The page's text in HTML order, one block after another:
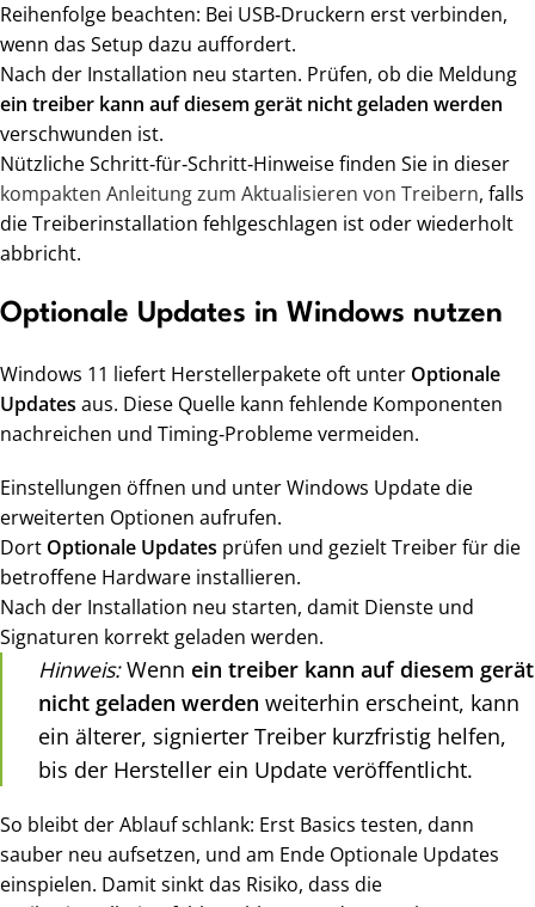
Reihenfolge beachten: Bei USB‑Druckern erst verbinden,
wenn das Setup dazu auffordert.
Nach der Installation neu starten. Prüfen, ob die Meldung
ein treiber kann auf diesem gerät nicht geladen werden
verschwunden ist.
Nützliche Schritt‑für‑Schritt‑Hinweise finden Sie in dieser
kompakten Anleitung zum Aktualisieren von Treibern, falls
die Treiberinstallation fehlgeschlagen ist oder wiederholt
abbricht.
Optionale Updates in Windows nutzen
Windows 11 liefert Herstellerpakete oft unter Optionale
Updates aus. Diese Quelle kann fehlende Komponenten
nachreichen und Timing‑Probleme vermeiden.
Einstellungen öffnen und unter Windows Update die
erweiterten Optionen aufrufen.
Dort Optionale Updates prüfen und gezielt Treiber für die
betroffene Hardware installieren.
Nach der Installation neu starten, damit Dienste und
Signaturen korrekt geladen werden.
Hinweis:Wenn ein treiber kann auf diesem gerät
nicht geladen werden weiterhin erscheint, kann
ein älterer, signierter Treiber kurzfristig helfen,
bis der Hersteller ein Update veröffentlicht.
So bleibt der Ablauf schlank: Erst Basics testen, dann
sauber neu aufsetzen, und am Ende Optionale Updates
einspielen. Damit sinkt das Risiko, dass die